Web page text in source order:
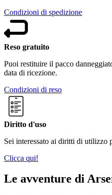
Condizioni di spedizione
Reso gratuito
Puoi restituire il pacco
data di ricezione.
Condizioni di reso
Diritto d'uso
Sei interessato ai diritti di utilizzo
Clicca qui!
Le avventure di